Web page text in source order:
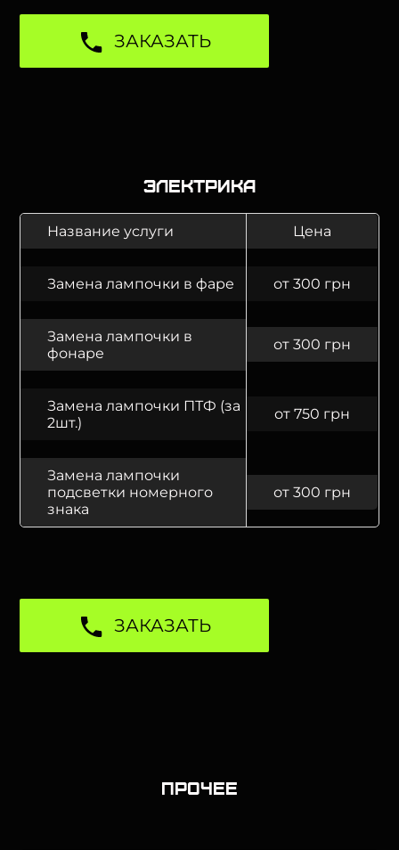
ЗАКАЗАТЬ
Электрика
Название услуги Цена
Замена лампочки в фаре от 300 грн
Замена лампочки в
фонаре
от 300 грн
Замена лампочки ПТФ (за
2шт.)
от 750 грн
Замена лампочки
подсветки номерного
знака
от 300 грн
ЗАКАЗАТЬ
Прочее